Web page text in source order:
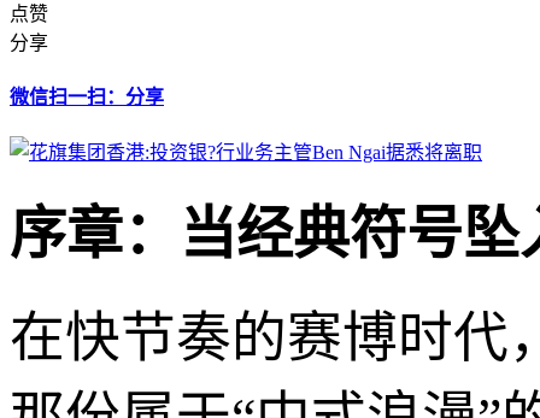
点赞
分享
微信扫一扫：分享
序章：当经典符号
在快节奏的赛博时代